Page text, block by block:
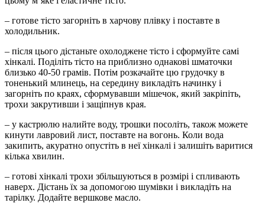
– готове тісто загорніть в харчову плівку і поставте в
холодильник.
– після цього дістаньте охолоджене тісто і сформуйте самі
хінкалі. Поділіть тісто на приблизно однакові шматочки
близько 40-50 грамів. Потім розкачайте цю грудочку в
тоненький млинець, на середину викладіть начинку і
загорніть по краях, сформувавши мішечок, який закріпіть,
трохи закрутивши і защіпнув края.
– у кастрюлю налийте воду, трошки посоліть, також можете
кинути лавровий лист, поставте на вогонь. Коли вода
закипить, акуратно опустіть в неї хінкалі і залишіть варитися
кілька хвилин.
– готові хінкалі трохи збільшуються в розмірі і спливають
наверх. Дістань їх за допомогою шумівки і викладіть на
тарілку. Додайте вершкове масло.